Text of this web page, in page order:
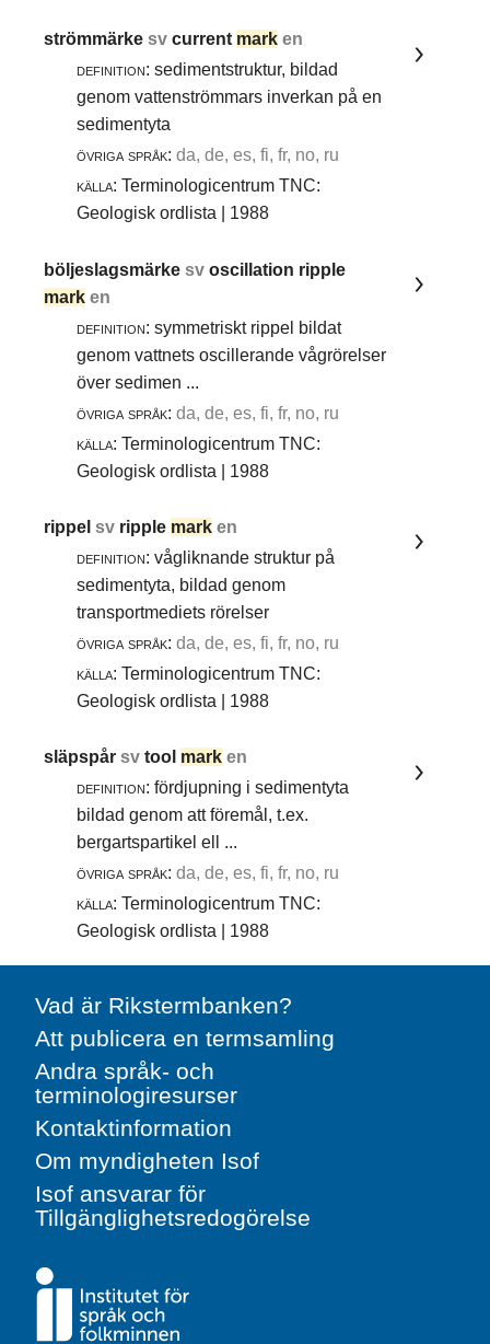
strömmärkesvcurrent mark en
definition: sedimentstruktur, bildad
genom vattenströmmars inverkan på en
sedimentyta
övriga språk: da, de, es, fi, fr, no, ru
källa: Terminologicentrum TNC:
Geologisk ordlista | 1988
böljeslagsmärkesvoscillation ripple
mark en
definition: symmetriskt rippel bildat
genom vattnets oscillerande vågrörelser
över sedimen ...
övriga språk: da, de, es, fi, fr, no, ru
källa: Terminologicentrum TNC:
Geologisk ordlista | 1988
rippelsv ripple mark en
definition: vågliknande struktur på
sedimentyta, bildad genom
transportmediets rörelser
övriga språk: da, de, es, fi, fr, no, ru
källa: Terminologicentrum TNC:
Geologisk ordlista | 1988
släpspårsvtool mark en
definition: fördjupning i sedimentyta
bildad genom att föremål, t.ex.
bergartspartikel ell ...
övriga språk: da, de, es, fi, fr, no, ru
källa: Terminologicentrum TNC:
Geologisk ordlista | 1988
Vad är Rikstermbanken?
Att publicera en termsamling
Andra språk- och
terminologiresurser
Kontaktinformation
Om myndigheten Isof
Isof ansvarar för
Tillgänglighetsredogörelse